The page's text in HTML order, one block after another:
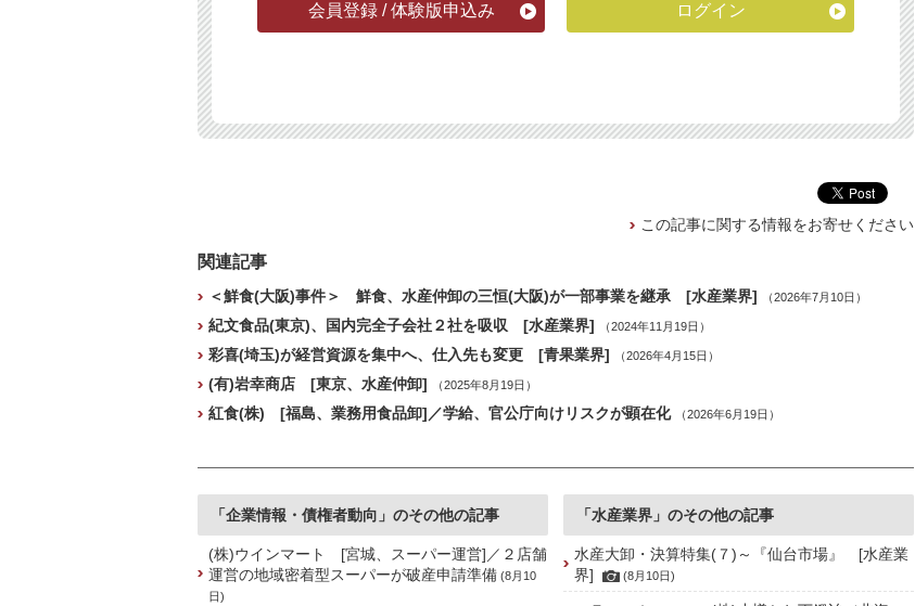
会員登録 / 体験版申込み ログイン
この記事に関する情報をお寄せください
関連記事
＜鮮食(大阪)事件＞ 鮮食、水産仲卸の三恒(大阪)が一部事業を継承 [水産業界] （2026年7月10日）
紀文食品(東京)、国内完全子会社２社を吸収 [水産業界] （2024年11月19日）
彩喜(埼玉)が経営資源を集中へ、仕入先も変更 [青果業界] （2026年4月15日）
(有)岩幸商店 [東京、水産仲卸] （2025年8月19日）
紅食(株) [福島、業務用食品卸]／学給、官公庁向けリスクが顕在化 （2026年6月19日）
「企業情報・債権者動向」のその他の記事
(株)ウインマート [宮城、スーパー運営]／２店舗
運営の地域密着型スーパーが破産申請準備 (8月10
日)
「水産業界」のその他の記事
水産大卸・決算特集(７)～『仙台市場』 [水産業
界]
(8月10日)